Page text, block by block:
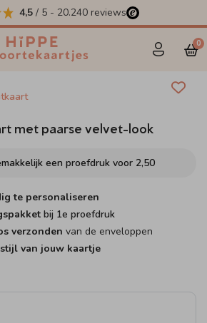
4,5 / 5 - 20.240 reviews
0
met paarse velvet-look
een proefdruk voor 2,50
te personaliseren
bij 1e proefdruk
verzonden van de enveloppen
van jouw kaartje